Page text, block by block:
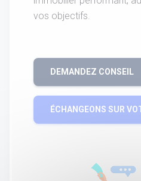
vos objectifs.
DEMANDEZ CONSEIL
ÉCHANGEONS SUR